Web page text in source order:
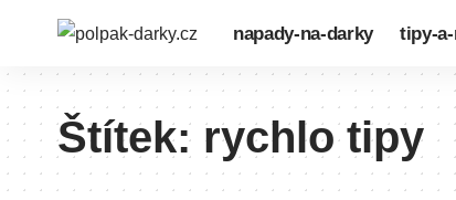
napady-na-darky tipy-
Štítek: rychlo tipy